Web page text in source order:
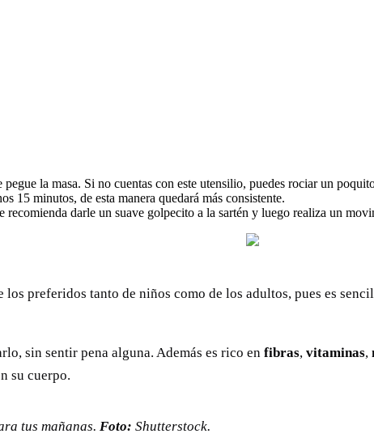
la masa. Si no cuentas con este utensilio, puedes rociar un
15 minutos, de esta manera quedará más consistente.
recomienda darle un suave golpecito a la sartén y luego realiza un
los preferidos tanto de niños como de los adultos, pues es
sin sentir pena alguna. Además es rico en fibras, vitaminas,
su cuerpo.
tus mañanas. Foto: Shutterstock.